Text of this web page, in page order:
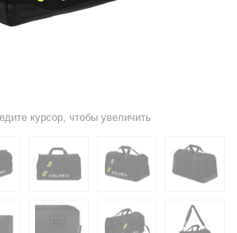
курсор, чтобы увеличить